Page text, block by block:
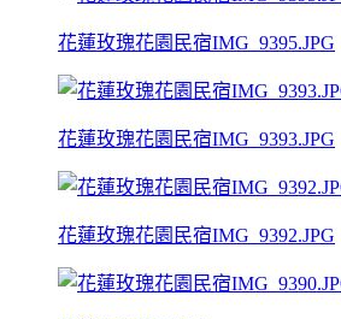
花蓮玫瑰花園民宿IMG_9395.JPG
花蓮玫瑰花園民宿IMG_9393.JPG
花蓮玫瑰花園民宿IMG_9392.JPG